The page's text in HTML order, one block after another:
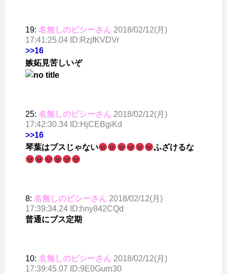
19: 名無しのピシーさん 2018/02/12(月)
17:41:25.04 ID:RzjfKVDVr
>>16
嫉妬見苦しいぞ
25: 名無しのピシーさん 2018/02/12(月)
17:42:30.34 ID:HjCEBgiKd
>>16
琴葉はブスじゃない
ふざけるな
8: 名無しのピシーさん 2018/02/12(月)
17:39:34.24 ID:hny842CQd
普通にブス定期
10: 名無しのピシーさん 2018/02/12(月)
17:39:45.07 ID:9E0Gurn30